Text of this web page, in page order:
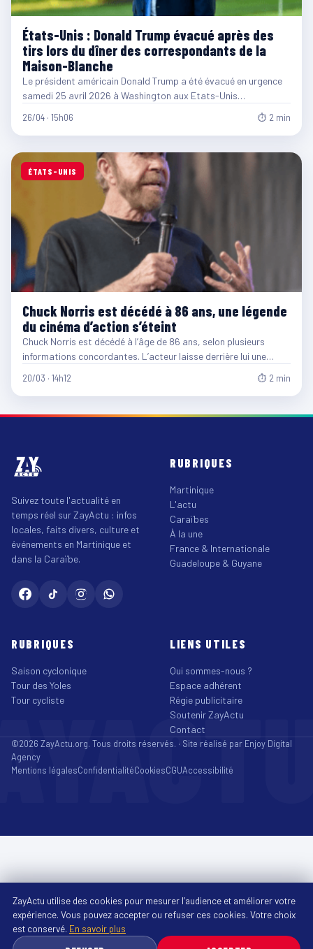
États-Unis : Donald Trump évacué après des
tirs lors du dîner des correspondants de la
Maison-Blanche
Le président américain Donald Trump a été évacué en urgence
samedi 25 avril 2026 à Washington aux Etats-Unis…
26/04 · 15h06 ⏱ 2 min
ÉTATS-UNIS
Chuck Norris est décédé à 86 ans, une légende
du cinéma d’action s’éteint
Chuck Norris est décédé à l’âge de 86 ans, selon plusieurs
informations concordantes. L’acteur laisse derrière lui une…
20/03 · 14h12 ⏱ 2 min
Suivez toute l'actualité en
temps réel sur ZayActu : infos
locales, faits divers, culture et
événements en Martinique et
dans la Caraïbe.
RUBRIQUES
Martinique
L'actu
Caraïbes
À la une
France & Internationale
Guadeloupe & Guyane
RUBRIQUES
Saison cyclonique
Tour des Yoles
Tour cycliste
LIENS UTILES
Qui sommes-nous ?
Espace adhérent
Régie publicitaire
Soutenir ZayActu
Contact
©2026 ZayActu.org. Tous droits réservés. · Site réalisé par Enjoy Digital
Agency
Mentions légalesConfidentialitéCookiesCGUAccessibilité
ZayActu utilise des cookies pour mesurer l’audience et améliorer votre
expérience. Vous pouvez accepter ou refuser ces cookies. Votre choix
est conservé. En savoir plus